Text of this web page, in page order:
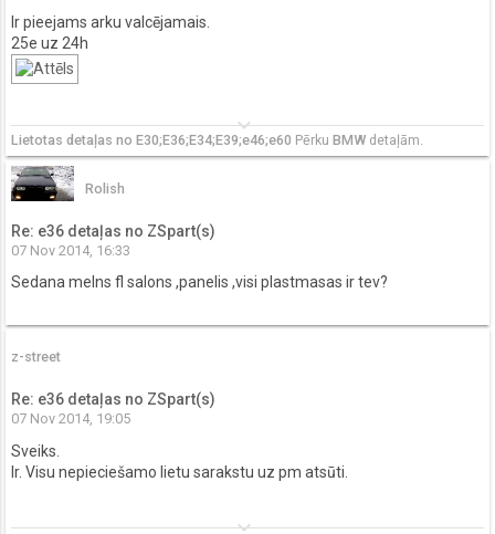
Ir pieejams arku valcējamais.
25e uz 24h
keyboard_arrow_down
Lietotas detaļas no E30;E36;E34;E39;e46;e60 Pērku BMW detaļām.
Rolish
Re: e36 detaļas no ZSpart(s)
07 Nov 2014, 16:33
Sedana melns fl salons ,panelis ,visi plastmasas ir tev?
z-street
Re: e36 detaļas no ZSpart(s)
07 Nov 2014, 19:05
Sveiks.
Ir. Visu nepieciešamo lietu sarakstu uz pm atsūti.
keyboard_arrow_down